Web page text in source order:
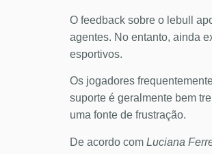
O feedback sobre o lebull
agentes. No entanto, ainda
esportivos.
Os jogadores
suporte é geralmente bem
uma fonte de frustração.
De acordo com Luciana